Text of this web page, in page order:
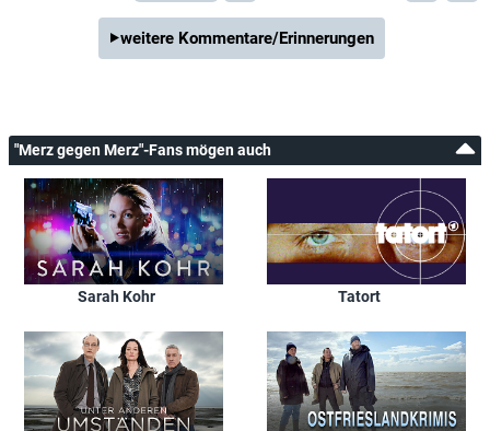
weitere Kommentare/Erinnerungen
"Merz gegen Merz"-Fans mögen auch
Sarah Kohr Tatort